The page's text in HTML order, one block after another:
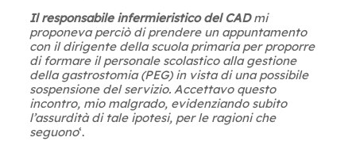
Il responsabile infermieristico del CADmi
proponeva perciò di prendere un appuntamento
con il dirigente della scuola primaria per proporre
di formare il personale scolastico alla gestione
della gastrostomia (PEG) in vista di una possibile
sospensione del servizio. Accettavo questo
incontro, mio malgrado, evidenziando subito
l’assurdità di tale ipotesi, per le ragioni che
seguono‘.